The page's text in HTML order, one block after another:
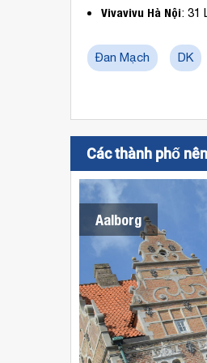
Vivavivu Hà Nội: 31
Đan Mạch DK
Các thành phố
Aalborg
máy
bay
giá
rẻ
đi
Aalborg